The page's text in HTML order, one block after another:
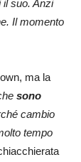
il suo. Anzi
Il momento
ma la
sono
cambio
tempo